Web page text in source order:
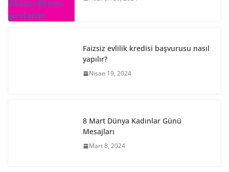
Faizsiz evlilik kredisi başvurusu nasıl
yapılır?
Nisan 19, 2024
8 Mart Dünya Kadınlar Günü
Mesajları
Mart 8, 2024